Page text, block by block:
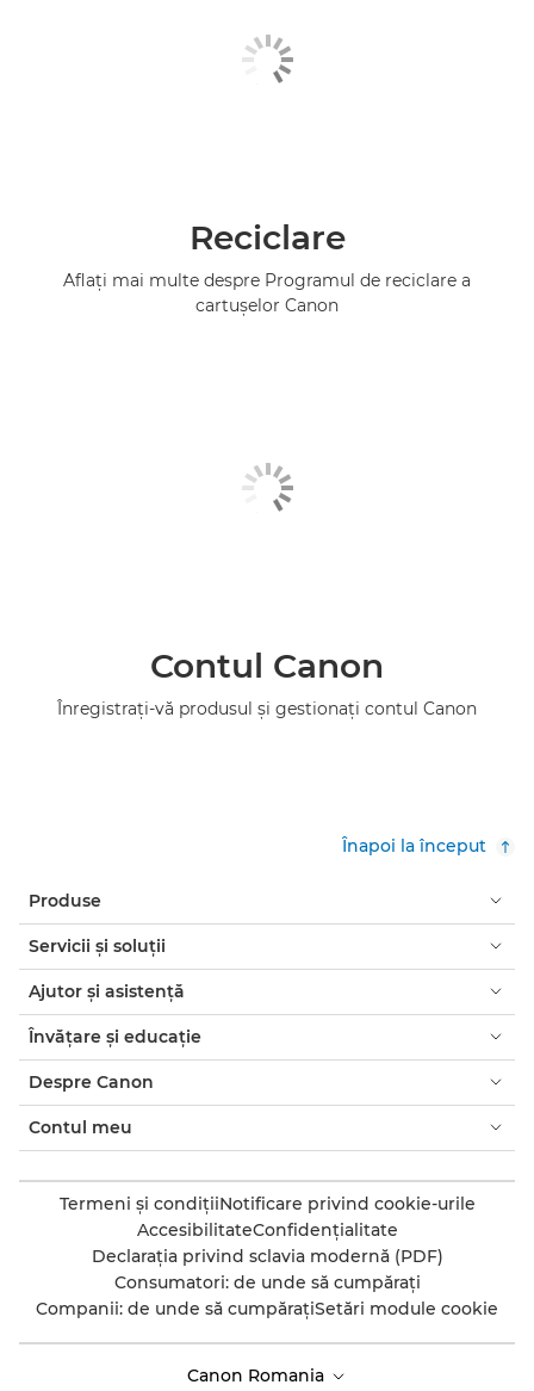
Reciclare
Aflaţi mai multe despre Programul de reciclare a
cartuşelor Canon
Contul Canon
Înregistraţi-vă produsul şi gestionaţi contul Canon
Înapoi la început
Produse
Servicii şi soluţii
Ajutor şi asistenţă
Învăţare şi educaţie
Despre Canon
Contul meu
Termeni şi condiţiiNotificare privind cookie-urile
AccesibilitateConfidenţialitate
Declaraţia privind sclavia modernă (PDF)
Consumatori: de unde să cumpăraţi
Companii: de unde să cumpăraţiSetări module cookie
Canon Romania